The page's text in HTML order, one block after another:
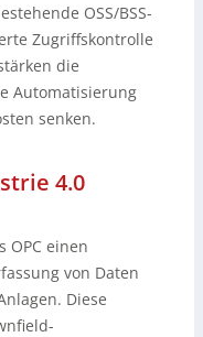
OSS/BSS-
Zugriffskontrolle
die
Automatisierung
senken.
4.0
OPC einen
von Daten
Diese